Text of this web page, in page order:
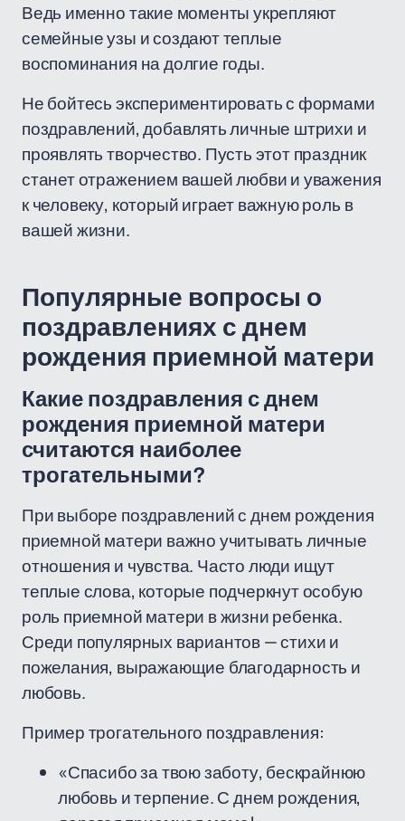
Ведь именно такие моменты укрепляют
семейные узы и создают теплые
воспоминания на долгие годы.
Не бойтесь экспериментировать с формами
поздравлений, добавлять личные штрихи и
проявлять творчество. Пусть этот праздник
станет отражением вашей любви и уважения
к человеку, который играет важную роль в
вашей жизни.
Популярные вопросы о
поздравлениях с днем
рождения приемной матери
Какие поздравления с днем
рождения приемной матери
считаются наиболее
трогательными?
При выборе поздравлений с днем рождения
приемной матери важно учитывать личные
отношения и чувства. Часто люди ищут
теплые слова, которые подчеркнут особую
роль приемной матери в жизни ребенка.
Среди популярных вариантов — стихи и
пожелания, выражающие благодарность и
любовь.
Пример трогательного поздравления:
«Спасибо за твою заботу, бескрайнюю
любовь и терпение. С днем рождения,